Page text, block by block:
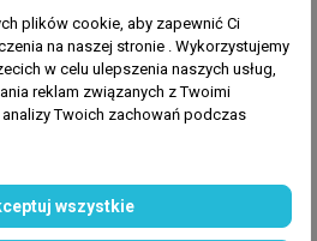
ma to wpływu na jakość
ręcznie albo po przez
podłoża:
8 litrów podłoża
12 litrów podłoża
– 32 litrów podłoża
plików cookie, aby zapewnić Ci
na naszej stronie . Wykorzystujemy
w celu ulepszenia naszych usług,
reklam związanych z Twoimi
Twoich zachowań podczas
wszystkie